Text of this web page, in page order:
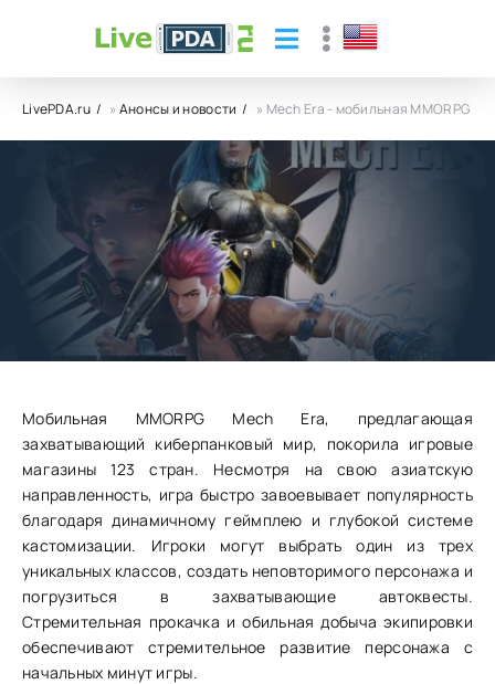
LivePDA.ru »Анонсы и новости » Mech Era - мобильная MMORPG
Mech Era - мобильная MMORPG
26.09.24 11 0
Мобильная MMORPG Mech Era, предлагающая
захватывающий киберпанковый мир, покорила игровые
магазины 123 стран. Несмотря на свою азиатскую
направленность, игра быстро завоевывает популярность
благодаря динамичному геймплею и глубокой системе
кастомизации. Игроки могут выбрать один из трех
уникальных классов, создать неповторимого персонажа и
погрузиться в захватывающие автоквесты.
Стремительная прокачка и обильная добыча экипировки
обеспечивают стремительное развитие персонажа с
начальных минут игры.